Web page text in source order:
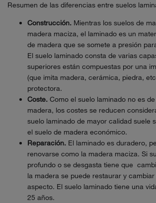
Resumen de las diferencias entre suelos
Construcción. Mientras los suelos de
madera maciza, el laminado es un
de madera que se somete a presión
El suelo laminado consta de varias
superiores están compuestas por una
(que imita madera, cerámica, piedra,
protectora.
Coste. Como el suelo laminado no es
madera, los costes se reducen
suelo laminado de mayor calidad suele
el suelo de madera económico.
Reparación. El laminado es duradero,
renovarse como la madera maciza. Si
profundo o se desgasta tiene que
la madera se puede restaurar y
aspecto. El suelo laminado tiene una
25 años.